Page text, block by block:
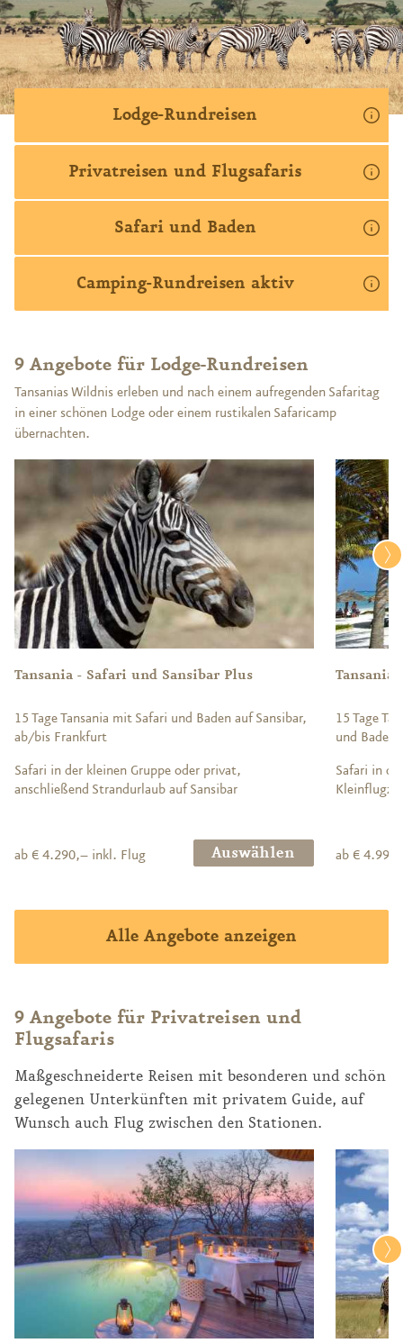
und der Mt. Meru Trekking-Fans mit Aufstiegen vom Regenwald
bis in eisige Höhen.
↑ weniger
Lodge-Rundreisen
Privatreisen und Flugsafaris
Safari und Baden
Camping-Rundreisen aktiv
9 Angebote für Lodge-Rundreisen
Tansanias Wildnis erleben und nach einem aufregenden Safaritag
in einer schönen Lodge oder einem rustikalen Safaricamp
übernachten.
Tansania - Safari und Sansibar Plus
15 Tage Tansania mit Safari und Baden auf Sansibar,
ab/bis Frankfurt
Safari in der kleinen Gruppe oder privat,
anschließend Strandurlaub auf Sansibar
ab € 4.290,– inkl. Flug Auswählen
Tansania
15 Tage
und Baden
Safari in
ab €
Alle Angebote anzeigen
9 Angebote für Privatreisen und
Flugsafaris
Maßgeschneiderte Reisen mit besonderen und schön
gelegenen Unterkünften mit privatem Guide, auf
Wunsch auch Flug zwischen den Stationen.